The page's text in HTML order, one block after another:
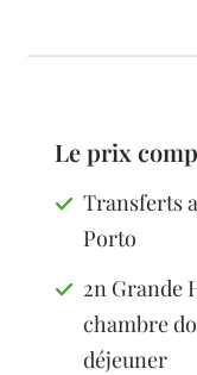
Le prix
Transferts
Porto
2n Grande
chambre
déjeuner